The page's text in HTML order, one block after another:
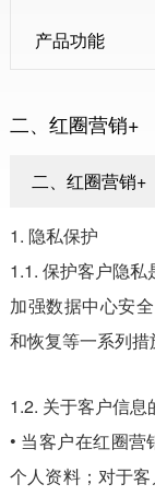
产品功能
二、红圈营销+
二、红圈营销+
1. 隐私保护
1.1. 保护客户隐
加强数据中心安
和恢复等一系列措
1.2. 关于客户信息
• 当客户在红圈
个人资料；对于